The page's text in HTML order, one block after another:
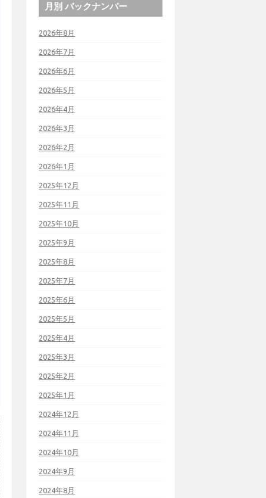
月別 バックナンバー
2026年8月
2026年7月
2026年6月
2026年5月
2026年4月
2026年3月
2026年2月
2026年1月
2025年12月
2025年11月
2025年10月
2025年9月
2025年8月
2025年7月
2025年6月
2025年5月
2025年4月
2025年3月
2025年2月
2025年1月
2024年12月
2024年11月
2024年10月
2024年9月
2024年8月